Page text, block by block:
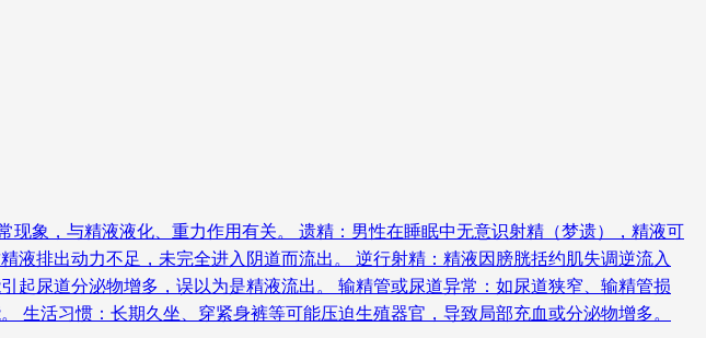
象，与精液液化、重力作用有关。 遗精：男性在睡眠中无意识射精（梦遗），精液可
排出动力不足，未完全进入阴道而流出。 逆行射精：精液因膀胱括约肌失调逆流入
尿道分泌物增多，误以为是精液流出。 输精管或尿道异常：如尿道狭窄、输精管损
活习惯：长期久坐、穿紧身裤等可能压迫生殖器官，导致局部充血或分泌物增多。